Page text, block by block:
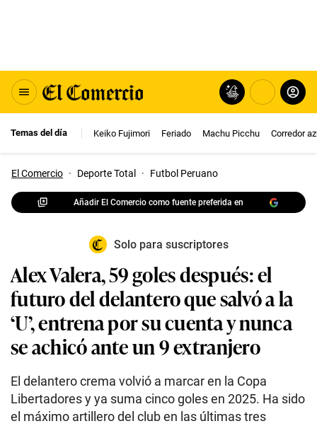
Temas del día Keiko Fujimori Feriado Machu Picchu Corredor
El Comercio · Deporte Total · Futbol Peruano
Añadir El Comercio como fuente preferida en
Solo para suscriptores
Alex Valera, 59 goles después: el
futuro del delantero que salvó a la
‘U’, entrena por su cuenta y nunca
se achicó ante un 9 extranjero
El delantero crema volvió a marcar en la Copa
Libertadores y ya suma cinco goles en 2025. Ha sido
el máximo artillero del club en las últimas tres